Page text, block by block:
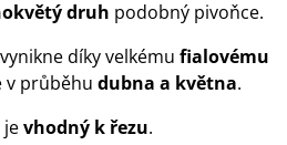
druh podobný pivoňce.
díky velkému fialovému
v průběhu dubna a května.
jevhodný k řezu.